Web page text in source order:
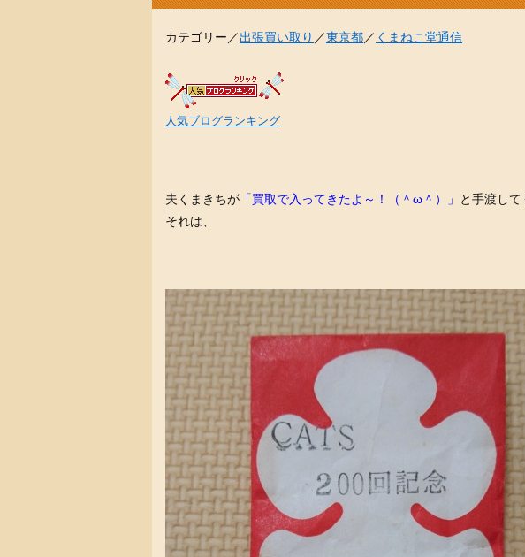
カテゴリー／出張買い取り ／東京都／ くまねこ堂通信
人気ブログランキング
夫くまきちが 「買取で入ってきたよ～！（＾ω＾）」
と手渡して
それは、